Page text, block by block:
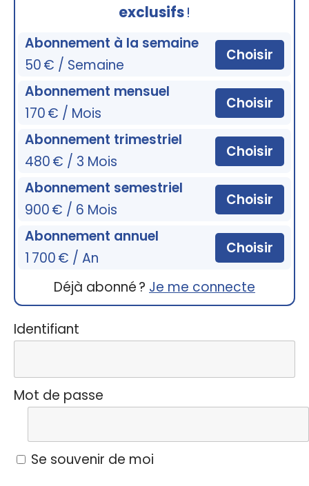
exclusifs!
Abonnement à la semaine
50 € / Semaine
Choisir
Abonnement mensuel
170 € / Mois
Choisir
Abonnement trimestriel
480 € / 3 Mois
Choisir
Abonnement semestriel
900 € / 6 Mois
Choisir
Abonnement annuel
1 700 € / An
Choisir
Déjà abonné ? Je me connecte
Identifiant
Mot de passe
Se souvenir de moi